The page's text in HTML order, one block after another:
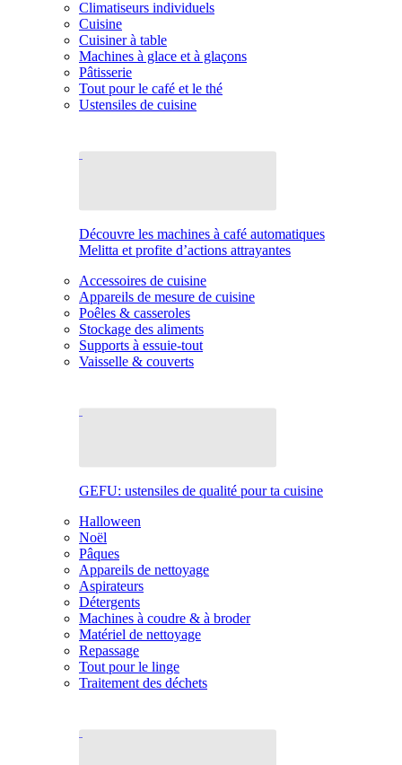
Climatiseurs individuels
Cuisine
Cuisiner à table
Machines à glace et à glaçons
Pâtisserie
Tout pour le café et le thé
Ustensiles de cuisine
Découvre les machines à café automatiques
Melitta et profite d’actions attrayantes
Accessoires de cuisine
Appareils de mesure de cuisine
Poêles & casseroles
Stockage des aliments
Supports à essuie-tout
Vaisselle & couverts
GEFU: ustensiles de qualité pour ta cuisine
Halloween
Noël
Pâques
Appareils de nettoyage
Aspirateurs
Détergents
Machines à coudre & à broder
Matériel de nettoyage
Repassage
Tout pour le linge
Traitement des déchets